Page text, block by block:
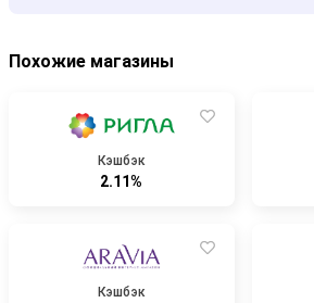
Похожие магазины
Кэшбэк
2.11%
Кэшбэк